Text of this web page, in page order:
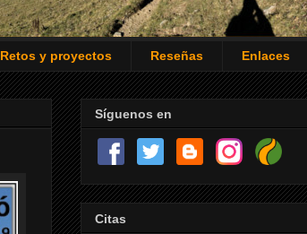
Retos y proyectos Reseñas Enlaces
Síguenos en
Citas